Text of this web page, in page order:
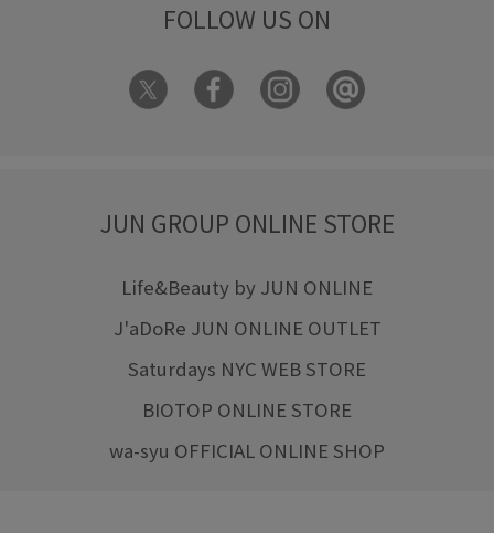
FOLLOW US ON
JUN GROUP ONLINE STORE
Life&Beauty by JUN ONLINE
J'aDoRe JUN ONLINE OUTLET
Saturdays NYC WEB STORE
BIOTOP ONLINE STORE
wa-syu OFFICIAL ONLINE SHOP